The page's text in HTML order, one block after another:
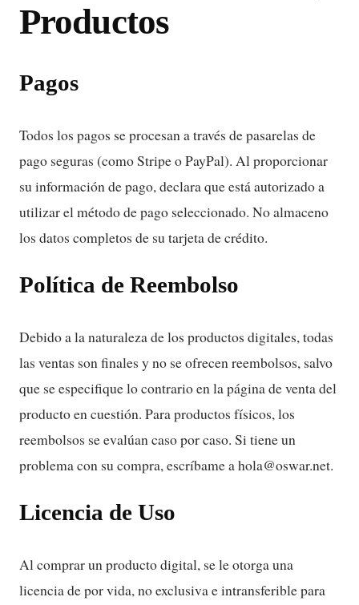
Productos
Pagos
Todos los pagos se procesan a través de pasarelas de
pago seguras (como Stripe o PayPal). Al proporcionar
su información de pago, declara que está autorizado a
utilizar el método de pago seleccionado. No almaceno
los datos completos de su tarjeta de crédito.
Política de Reembolso
Debido a la naturaleza de los productos digitales, todas
las ventas son finales y no se ofrecen reembolsos, salvo
que se especifique lo contrario en la página de venta del
producto en cuestión. Para productos físicos, los
reembolsos se evalúan caso por caso. Si tiene un
problema con su compra, escríbame a hola@oswar.net.
Licencia de Uso
Al comprar un producto digital, se le otorga una
licencia de por vida, no exclusiva e intransferible para